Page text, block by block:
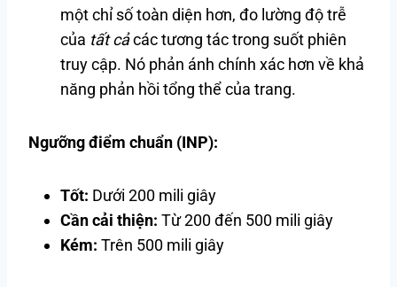
một chỉ số toàn diện hơn, đo lường độ trễ
của tất cảcác tương tác trong suốt phiên
truy cập. Nó phản ánh chính xác hơn về khả
năng phản hồi tổng thể của trang.
Ngưỡng điểm chuẩn (INP):
Tốt: Dưới 200 mili giây
Cần cải thiện: Từ 200 đến 500 mili giây
Kém: Trên 500 mili giây